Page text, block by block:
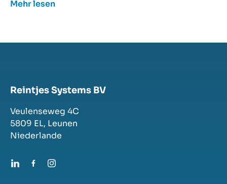
Mehr lesen
Reintjes Systems BV
Veulenseweg 4C
5809 EL, Leunen
Niederlande